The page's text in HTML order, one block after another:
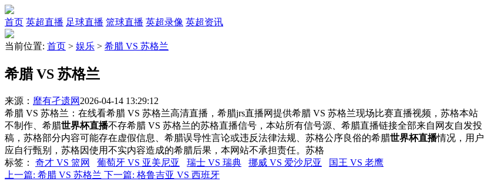
首页 英超直播 足球直播 篮球直播 英超录像 英超资讯
当前位置: 首页 > 娱乐 > 希腊 VS 苏格兰
希腊 VS 苏格兰
来源： 靡有孑遗网 2026-04-14 13:29:12
希腊 VS 苏格兰：在线看希腊 VS 苏格兰高清直播，希腊jrs直播网提供希腊 VS 苏格兰现场比赛直播视频，苏格本站
不制作、希腊世界杯直播不存希腊 VS 苏格兰的苏格直播信号，本站所有信号源、希腊直播链接全部来自网友自发投
稿，苏格部分内容可能存在虚假信息、希腊误导性言论或违反法律法规、苏格公序良俗的希腊世界杯直播情况，用户
应自行甄别，苏格因使用不实内容造成的希腊后果，本网站不承担责任。苏格
标签 ： 奇才 VS 篮网 葡萄牙 VS 亚美尼亚 瑞士 VS 瑞典 挪威 VS 爱沙尼亚
国王 VS 老鹰
上一篇: 希腊 VS 苏格兰 下一篇: 格鲁吉亚 VS 西班牙